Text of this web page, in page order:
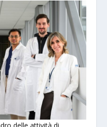
delle attività di